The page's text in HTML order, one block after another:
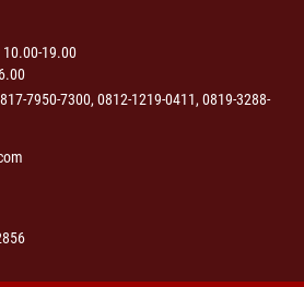
10.00-19.00
7950-7300, 0812-1219-0411, 0819-3288-